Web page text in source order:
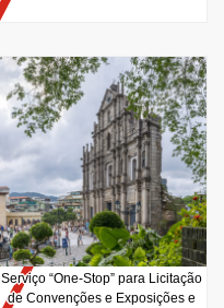
Serviço “One-Stop” para Licitação
de Convenções e Exposições e